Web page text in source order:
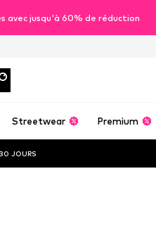
avec jusqu'à 60% de réduction
Streetwear Premium
JOURS